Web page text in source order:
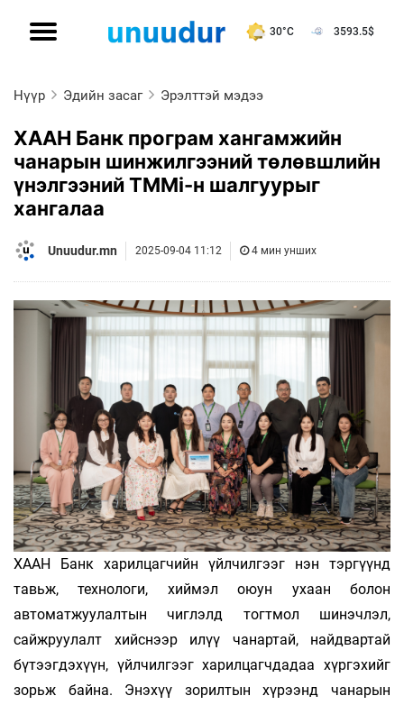
30°C 3593.5$
Нүүр Эдийн засаг Эрэлттэй мэдээ
ХААН Банк програм хангамжийн
чанарын шинжилгээний төлөвшлийн
үнэлгээний TMMi-н шалгуурыг
хангалаа
Unuudur.mn 2025-09-04 11:12 4 мин унших
ХААН Банк харилцагчийн үйлчилгээг нэн тэргүүнд
тавьж, технологи, хиймэл оюун ухаан болон
автоматжуулалтын чиглэлд тогтмол шинэчлэл,
сайжруулалт хийснээр илүү чанартай, найдвартай
бүтээгдэхүүн, үйлчилгээг харилцагчдадаа хүргэхийг
зорьж байна. Энэхүү зорилтын хүрээнд чанарын